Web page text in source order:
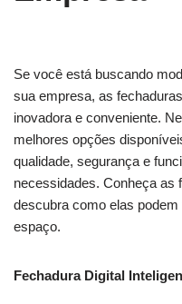
Se você está buscando
sua empresa, as
inovadora e conveniente.
melhores opções
qualidade, segurança e
necessidades. Conheça as
descubra como elas
espaço.
Fechadura Digital